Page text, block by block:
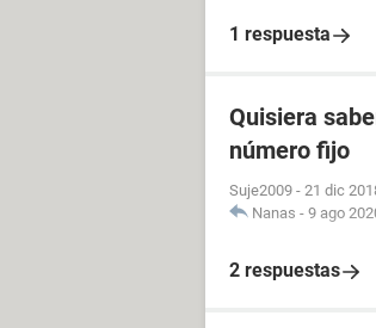
1 respuesta
Quisiera
número fijo
Suje2009 - 21 dic
Nanas - 9 ago
2 respuestas